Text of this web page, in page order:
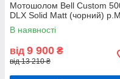
Мотошолом Bell Custom
DLX Solid Matt (чорний) р.М
В наявності
від 9 900 ₴
від 13 210 ₴